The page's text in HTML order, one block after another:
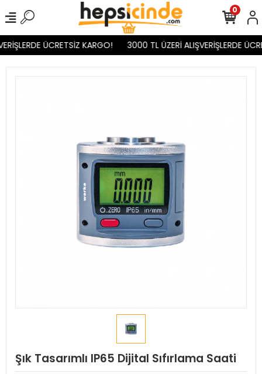
ÜCRETSİZ KARGO! 3000 TL ÜZERİ ALIŞVERİŞLERDE
0
Şık Tasarımlı IP65 Dijital Sıfırlama Saati